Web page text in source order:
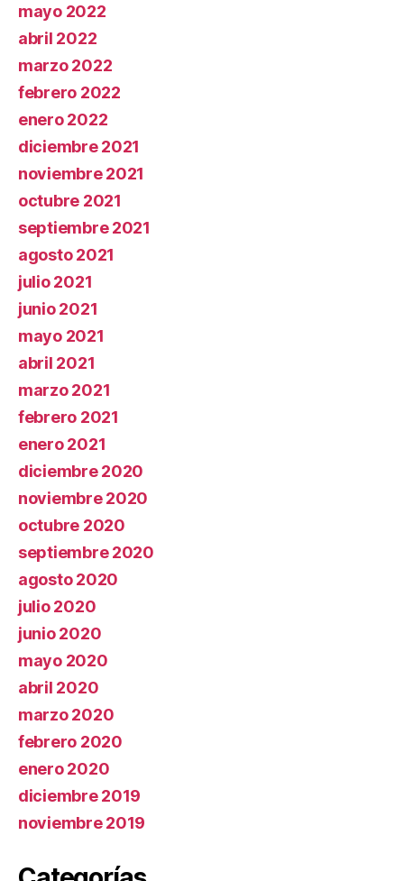
mayo 2022
abril 2022
marzo 2022
febrero 2022
enero 2022
diciembre 2021
noviembre 2021
octubre 2021
septiembre 2021
agosto 2021
julio 2021
junio 2021
mayo 2021
abril 2021
marzo 2021
febrero 2021
enero 2021
diciembre 2020
noviembre 2020
octubre 2020
septiembre 2020
agosto 2020
julio 2020
junio 2020
mayo 2020
abril 2020
marzo 2020
febrero 2020
enero 2020
diciembre 2019
noviembre 2019